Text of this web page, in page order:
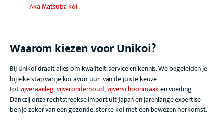
Aka Matsuba koi
Waarom kiezen voor Unikoi?
Bij Unikoi draait alles om kwaliteit, service en kennis. We begeleiden je
bij elke stap van je koi-avontuur: van de juiste keuze
totvijveraanleg,vijveronderhoud,vijverschoonmaaken voeding.
Dankzij onze rechtstreekse import uit Japan en jarenlange expertise
ben je zeker van een gezonde, sterke koi met een bewezen herkomst.